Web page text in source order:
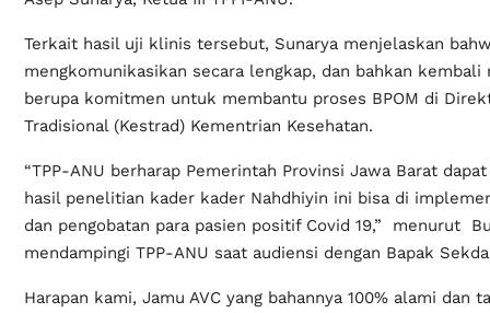
Terkait hasil uji klinis tersebut, Sunarya menjelaskan
mengkomunikasikan secara lengkap, dan bahkan kembali
berupa komitmen untuk membantu proses BPOM di
Tradisional (Kestrad) Kementrian Kesehatan.
“TPP-ANU berharap Pemerintah Provinsi Jawa Barat
hasil penelitian kader kader Nahdhiyin ini bisa di
dan pengobatan para pasien positif Covid 19,” menurut
mendampingi TPP-ANU saat audiensi dengan Bapak
Harapan kami, Jamu AVC yang bahannya 100% alami dan